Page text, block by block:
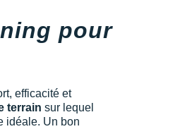
pour
efficacité et
terrain sur lequel
idéale. Un bon